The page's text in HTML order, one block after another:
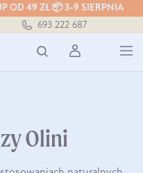
OD 49 ZŁ 📦 3-9 SIERPNIA
693 222 687
Olini